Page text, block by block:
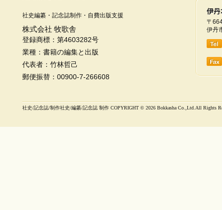
社史編纂・記念誌制作・自費出版支援
株式会社 牧歌舎
登録商標：第4603282号
業種：書籍の編集と出版
代表者：竹林哲己
郵便振替：00900-7-266608
〒
伊丹
社史/記念誌/制作社史/編纂/記念誌 制作 COPYRIGHT © 2026 Bokkasha Co.,Ltd.All Rights